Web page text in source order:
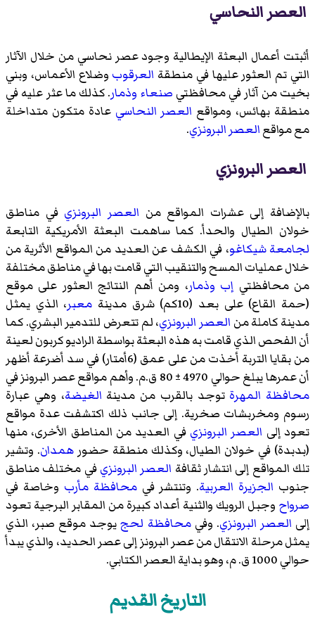
العصر النحاسي
أثبتت أعمال البعثة الإيطالية وجود عصر نحاسي من خلال الآثار
التي تم العثور عليها في منطقة العرقوب وضلاع الأعماس، وبني
بخيتمن آثار في محافظتي صنعاء وذمار. كذلك ما عثر عليه في
منطقة بهائس، ومواقع العصر النحاسي عادة متكون متداخلة
مع مواقعالعصر البرونزي.
العصر البرونزي
بالإضافة إلى عشرات المواقع من العصر البرونزي في مناطق
خولان الطيال والحدأ. كما ساهمت البعثة الأمريكية التابعة
لجامعة شيكاغو، في الكشف عن العديد من المواقع الأثرية من
خلال عمليات المسح والتنقيب التي قامت بها في مناطق مختلفة
من محافظتي إب وذمار، ومن أهم النتائج العثور على موقع
(حمة القاع) على بعد (10كم) شرق مدينة
معبر، الذي يمثل
مدينة كاملة من العصر البرونزي، لم تتعرض للتدمير البشري. كما
أن الفحص الذي قامت به هذه البعثة بواسطة الراديو كربون لعينة
من بقايا التربة أخذت من على عمق (6أمتار) في سد أضرعة أظهر
أن عمرها يبلغ حوالي 4970 ± 80 ق.م. وأهم مواقع عصر البرونز في
محافظة المهرة توجد بالقرب من مدينة الغيضة، وهي عبارة
رسوم ومخربشات صخرية. إلى جانب ذلك اكتشفت عدة مواقع
تعود إلى العصر البرونزي في العديد من المناطق الأخرى، منها
(بدبدة) في خولان الطيال، وكذلك منطقة حضورهمدان. وتشير
تلك المواقع إلى انتشار ثقافة العصر البرونزيفي مختلف مناطق
جنوب الجزيرة العربية. وتنتشر فيمحافظة مأرب وخاصة في
صرواح وجبل الرويك والثنية أعداد كبيرة من المقابر البرجية تعود
إلى العصر البرونزي. وفيمحافظة لحجيوجد موقع صبر، الذي
يمثل مرحلة الانتقال من عصر البرونز إلىعصر الحديد، والذي يبدأ
حوالي 1000 ق. م، وهو بداية
العصر الكتابي.
التاريخ القديم